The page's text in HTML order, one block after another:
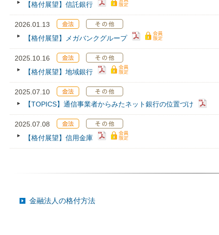
【格付展望】信託銀行
2026.01.13
【格付展望】メガバンクグループ
2025.10.16
【格付展望】地域銀行
2025.07.10
【TOPICS】通信事業者からみたネット銀行の位置づけ
2025.07.08
【格付展望】信用金庫
金融法人の格付方法